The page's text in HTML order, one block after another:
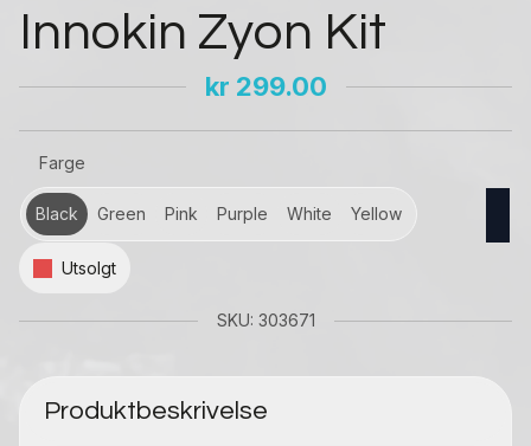
Innokin Zyon Kit
kr 299.00
Farge
Black Green Pink Purple White Yellow
Utsolgt
SKU: 303671
Produktbeskrivelse